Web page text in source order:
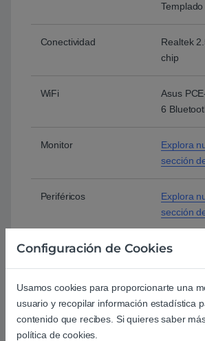
Templado
Conectividad
Realtek
chip
WiFi
Asus
6
Monitor
Explora
sección
Periféricos
Explora
sección
Sistema operativo
Sin
Instala
Antivirus
Configuración de Cookies
Usamos cookies para proporcionarte una
usuario y recopilar información estadística
contenido que recibes. Si quieres saber
política de cookies.